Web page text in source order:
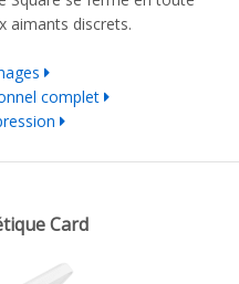
aimants discrets.
complet
Card